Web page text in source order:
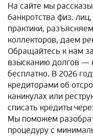
На сайте мы
банкротства физ.
практики,
коллекторов, даем
Обращайтесь к нам
взысканию долгов —
бесплатно. В 2026
кредиторами об
каникулах или
списать кредиты
Мы поможем
процедуру с